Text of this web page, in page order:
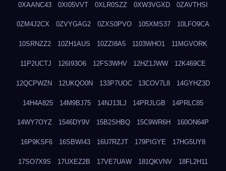
0XAANC43 0XI05VVT 0XLR0SZZ 0XW3VGXD 0ZAVTHSI
0ZM4J2CX 0ZVYGAG2 0ZXS0PVO 105XMS37 10LFO9CA
10SRNZZ2 10ZH1AUS 10ZZI8A5 1103WHO1 11MGVORK
11P2UCTJ 126I93O6 12FS3WHV 12HZ1JWW 12K469CE
12QCPWZN 12UKQO0N 133P7UOC 13COV7L8 14GYHZ3D
14H4A825 14M9BJ75 14NJ13LJ 14PRJLGB 14PRLC85
14WY7OYZ 1546DY9V 15B2SHBQ 15C9WR6H 160ON64P
16P9KSF6 16SBWI43 16U7RZJT 179PIGYE 17HG5UY8
17SO7X9S 17UXEZ2B 17VE7UAW 181QKVNV 18FL2H11